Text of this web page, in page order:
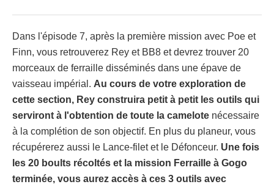
Dans l'épisode 7, après la première mission avec Poe et
Finn, vous retrouverez Rey et BB8 et devrez trouver 20
morceaux de ferraille disséminés dans une épave de
vaisseau impérial. Au cours de votre exploration de
cette section, Rey construira petit à petit les outils qui
serviront à l'obtention de toute la camelote nécessaire
à la complétion de son objectif. En plus du planeur, vous
récupérerez aussi le Lance-filet et le Défonceur. Une fois
les 20 boults récoltés et la mission Ferraille à Gogo
terminée, vous aurez accès à ces 3 outils avec